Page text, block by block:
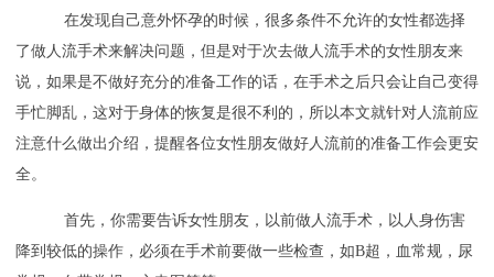
在发现自己意外怀孕的时候，很多条件不允许的女性都选择
了做人流手术来解决问题，但是对于次去做人流手术的女性朋友来
说，如果是不做好充分的准备工作的话，在手术之后只会让自己变得
手忙脚乱，这对于身体的恢复是很不利的，所以本文就针对人流前应
注意什么做出介绍，提醒各位女性朋友做好人流前的准备工作会更安
全。
首先，你需要告诉女性朋友，以前做人流手术，以人身伤害
降到较低的操作，必须在手术前要做一些检查，如B超，血常规，尿